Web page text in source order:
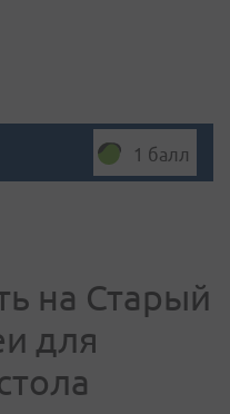
1 балл
на Старый
для